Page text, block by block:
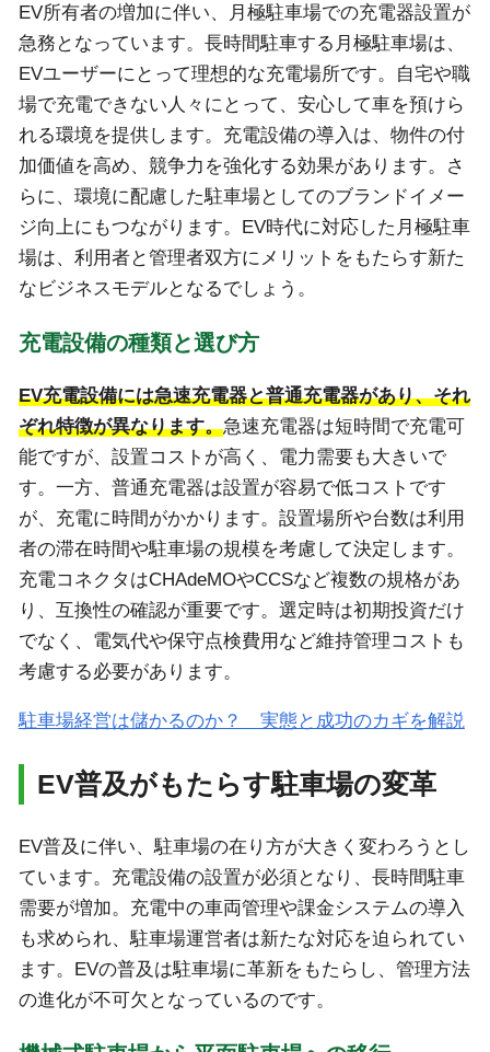
EV所有者の増加に伴い、月極駐車場での充電器設置が
急務となっています。長時間駐車する月極駐車場は、
EVユーザーにとって理想的な充電場所です。自宅や職
場で充電できない人々にとって、安心して車を預けら
れる環境を提供します。充電設備の導入は、物件の付
加価値を高め、競争力を強化する効果があります。さ
らに、環境に配慮した駐車場としてのブランドイメー
ジ向上にもつながります。EV時代に対応した月極駐車
場は、利用者と管理者双方にメリットをもたらす新た
なビジネスモデルとなるでしょう。
充電設備の種類と選び方
EV充電設備には急速充電器と普通充電器があり、それ
ぞれ特徴が異なります。急速充電器は短時間で充電可
能ですが、設置コストが高く、電力需要も大きいで
す。一方、普通充電器は設置が容易で低コストです
が、充電に時間がかかります。設置場所や台数は利用
者の滞在時間や駐車場の規模を考慮して決定します。
充電コネクタはCHAdeMOやCCSなど複数の規格があ
り、互換性の確認が重要です。選定時は初期投資だけ
でなく、電気代や保守点検費用など維持管理コストも
考慮する必要があります。
駐車場経営は儲かるのか？ 実態と成功のカギを解説
EV普及がもたらす駐車場の変革
EV普及に伴い、駐車場の在り方が大きく変わろうとし
ています。充電設備の設置が必須となり、長時間駐車
需要が増加。充電中の車両管理や課金システムの導入
も求められ、駐車場運営者は新たな対応を迫られてい
ます。EVの普及は駐車場に革新をもたらし、管理方法
の進化が不可欠となっているのです。